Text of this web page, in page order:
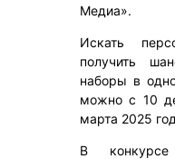
Медиа».
Искать
получить
наборы в
можно с 10
марта 2025
В конкурсе